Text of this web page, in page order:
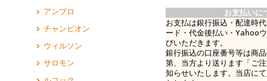
アンブロ
チャンピオン
ウィルソン
サロモン
お支払いに
お支払は銀行振込・配達時
ード・代金後払い・Yahoo
びいただきます。
銀行振込の口座番号等は商
第、当方より送ります「ご
知らせいたします。当店に